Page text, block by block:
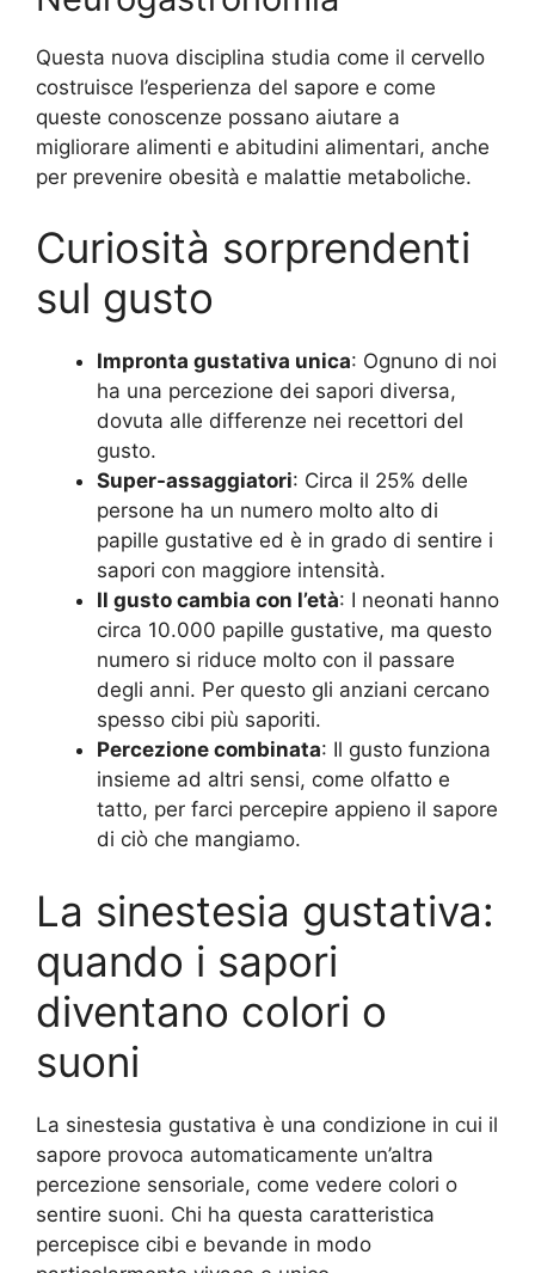
Questa nuova disciplina studia come il cervello
costruisce l’esperienza del sapore e come
queste conoscenze possano aiutare a
migliorare alimenti e abitudini alimentari, anche
per prevenire obesità e malattie metaboliche.
Curiosità sorprendenti
sul gusto
Impronta gustativa unica: Ognuno di noi
ha una percezione dei sapori diversa,
dovuta alle differenze nei recettori del
gusto.
Super-assaggiatori: Circa il 25% delle
persone ha un numero molto alto di
papille gustative ed è in grado di sentire i
sapori con maggiore intensità.
Il gusto cambia con l’età: I neonati hanno
circa 10.000 papille gustative, ma questo
numero si riduce molto con il passare
degli anni. Per questo gli anziani cercano
spesso cibi più saporiti.
Percezione combinata: Il gusto funziona
insieme ad altri sensi, come olfatto e
tatto, per farci percepire appieno il sapore
di ciò che mangiamo.
La sinestesia gustativa:
quando i sapori
diventano colori o
suoni
La sinestesia gustativa è una condizione in cui il
sapore provoca automaticamente un’altra
percezione sensoriale, come vedere colori o
sentire suoni. Chi ha questa caratteristica
percepisce cibi e bevande in modo